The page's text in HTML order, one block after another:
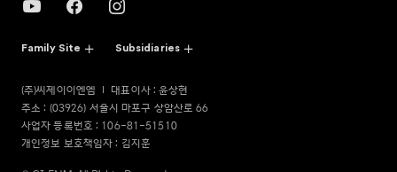
Family Site Subsidiaries
(주)씨제이이엔엠
대표이사 : 윤상현
주소 : (03926) 서울시 마포구 상암산로 66
사업자 등록번호 : 106-81-51510
개인정보 보호책임자 : 김지훈